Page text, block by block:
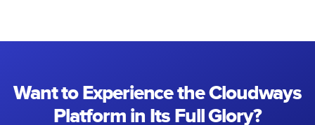
Want to Experience the Cloudways
Platform in Its Full Glory?